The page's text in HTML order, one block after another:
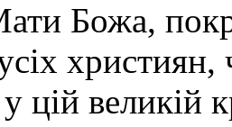
Божа,
християн,
цій великій